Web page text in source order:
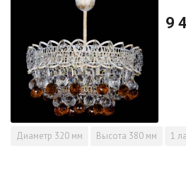
9
Диаметр 320 мм Высота 380 мм 1